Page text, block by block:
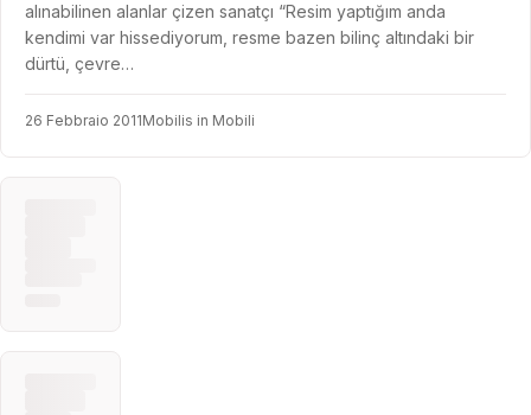
alınabilinen alanlar çizen sanatçı “Resim yaptığım anda
kendimi var hissediyorum, resme bazen bilinç altındaki bir
dürtü, çevre…
26 Febbraio 2011Mobilis in Mobili